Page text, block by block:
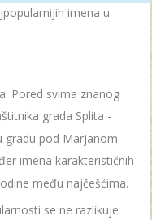
imena u
Pored svima znanog
grada Splita -
gradu pod Marjanom
imena karakterističnih
među najčešćima.
se ne razlikuje